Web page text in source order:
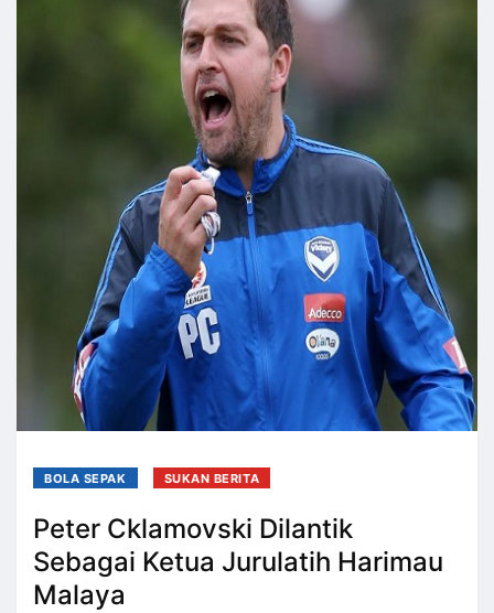
BOLA SEPAK SUKAN BERITA
Peter Cklamovski Dilantik
Sebagai Ketua Jurulatih Harimau
Malaya